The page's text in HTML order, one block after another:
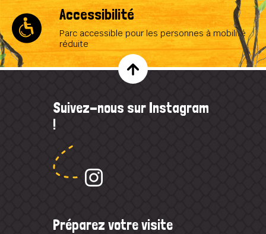
Accessibilité
Parc accessible pour les personnes à mobilité
réduite
Suivez-nous sur Instagram
!
Préparez votre visite